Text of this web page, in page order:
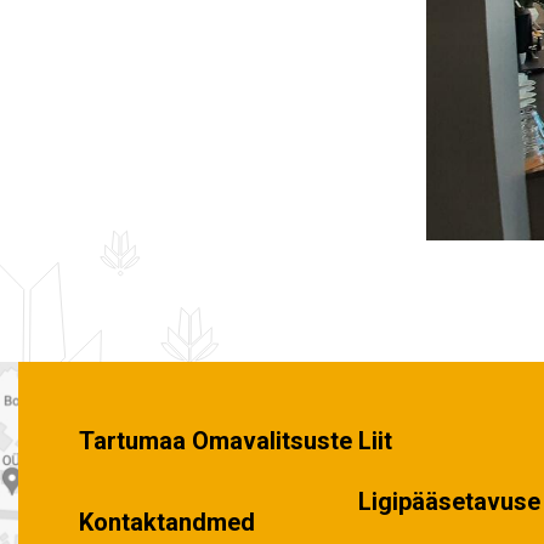
Tartumaa Omavalitsuste Liit
Kontaktandmed